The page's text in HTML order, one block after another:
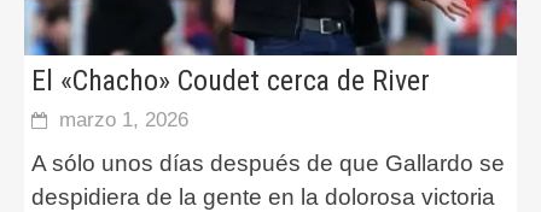
El «Chacho» Coudet cerca de River
marzo 1, 2026
A sólo unos días después de que Gallardo se
despidiera de la gente en la dolorosa victoria